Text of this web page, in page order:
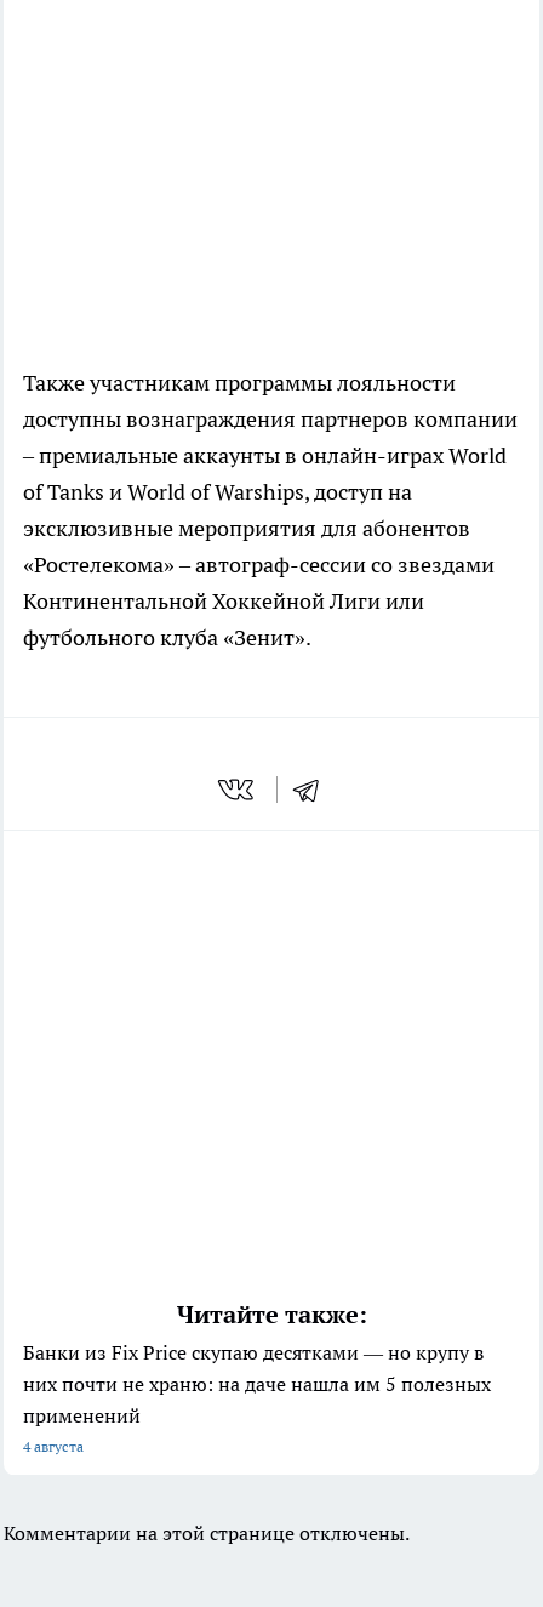
Также участникам программы лояльности
доступны вознаграждения партнеров компании
– премиальные аккаунты в онлайн-играх World
of Tanks и World of Warships, доступ на
эксклюзивные мероприятия для абонентов
«Ростелекома» – автограф-сессии со звездами
Континентальной Хоккейной Лиги или
футбольного клуба «Зенит».
Читайте также:
Банки из Fix Price скупаю десятками — но крупу в
них почти не храню: на даче нашла им 5 полезных
применений
4 августа
Комментарии на этой странице отключены.